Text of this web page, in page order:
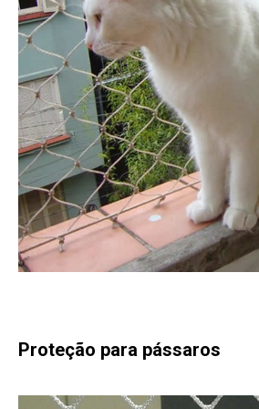
Proteção para pássaros